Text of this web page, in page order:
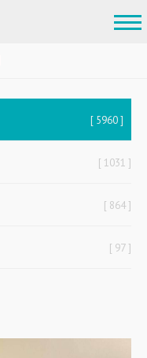
5960
1031
864
97